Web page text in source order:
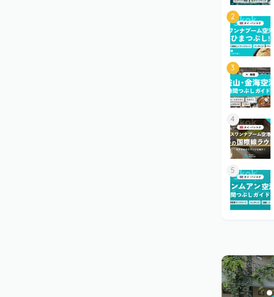
2
3
4
5